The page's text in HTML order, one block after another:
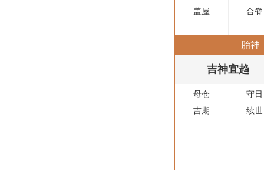
盖屋
合脊
胎神
吉神宜趋
母仓
守日
吉期
续世